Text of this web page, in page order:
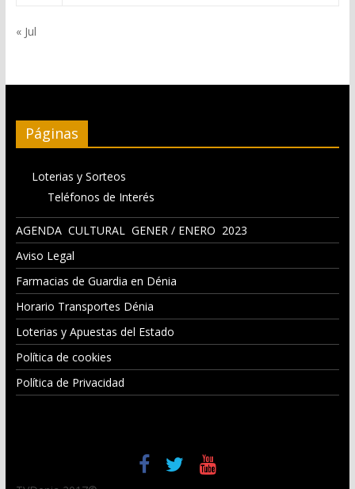
« Jul
Páginas
Loterias y Sorteos
Teléfonos de Interés
AGENDA CULTURAL GENER / ENERO 2023
Aviso Legal
Farmacias de Guardia en Dénia
Horario Transportes Dénia
Loterias y Apuestas del Estado
Política de cookies
Política de Privacidad